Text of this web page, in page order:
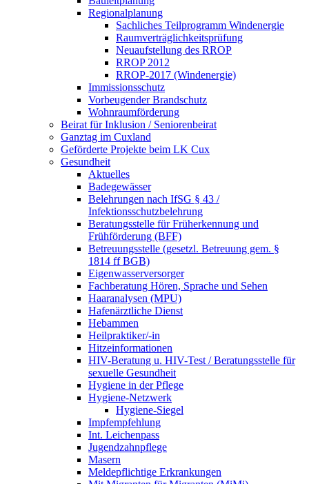
Regionalplanung
Sachliches Teilprogramm Windenergie
Raumverträglichkeitsprüfung
Neuaufstellung des RROP
RROP 2012
RROP-2017 (Windenergie)
Immissionsschutz
Vorbeugender Brandschutz
Wohnraumförderung
Beirat für Inklusion / Seniorenbeirat
Ganztag im Cuxland
Geförderte Projekte beim LK Cux
Gesundheit
Aktuelles
Badegewässer
Belehrungen nach IfSG § 43 /
Infektionsschutzbelehrung
Beratungsstelle für Früherkennung und
Frühförderung (BFF)
Betreuungsstelle (gesetzl. Betreuung gem. §
1814 ff BGB)
Eigenwasserversorger
Fachberatung Hören, Sprache und Sehen
Haaranalysen (MPU)
Hafenärztliche Dienst
Hebammen
Heilpraktiker/-in
Hitzeinformationen
HIV-Beratung u. HIV-Test / Beratungsstelle für
sexuelle Gesundheit
Hygiene in der Pflege
Hygiene-Netzwerk
Hygiene-Siegel
Impfempfehlung
Int. Leichenpass
Jugendzahnpflege
Masern
Meldepflichtige Erkrankungen